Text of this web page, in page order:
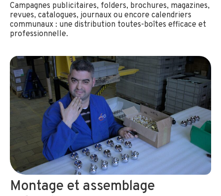
Campagnes publicitaires, folders, brochures, magazines,
revues, catalogues, journaux ou encore calendriers
communaux : une distribution toutes-boîtes efficace et
professionnelle.
Montage et assemblage